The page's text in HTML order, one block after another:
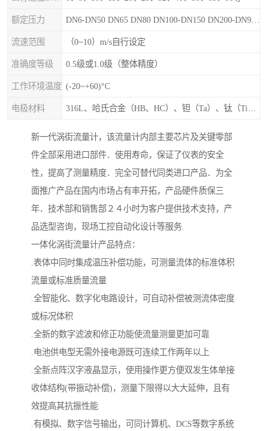
额定压力
流速范围 （0~10）m/s自行设定
准确度等级 0.5级或1.0级（整体精度）
工作环境温度 (-20~+60)°C
电极材料
新一代涡街流量计，该流量计内部主要芯片及关键零部
件全部采用进口部件．使用寿命，保证了仪表的安全
性，提高了测量精度．完全可替代同类进口产品．为全
面推广产品在国内市场占有率开拓，产品硬件质保三
年．技术部和销售部２４小时为客户提供技术支持，产
品选型咨询，现场工控自动化设计等服务.
一体化涡街流量计产品特点：
.表体中同时集成温压补偿功能，可测量流体的标准体积
流量或标准质量流量
.全智能化、数字化电路设计，可自动补偿被测流体密度
或标况体积
.全新的数字滤波和修正功能使流量测量更加可靠
.电池供电型无需外接电源既可连续工作两年以上
.全新点阵汉字液晶显示，使用操作更方便双发生体单接
收体结构(带振动补偿)，测量下限得以大大延伸，且有
效提高其抗振性能
.有模拟、数字信号输出，可同计算机、DCS等数字系统